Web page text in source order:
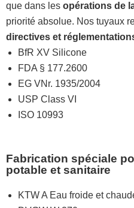
que dans les opérations de
priorité absolue. Nos tuyaux
directives et
BfR XV Silicone
FDA § 177.2600
EG VNr. 1935/2004
USP Class VI
ISO 10993
Fabrication spéciale
potable et sanitaire
KTW A Eau froide et